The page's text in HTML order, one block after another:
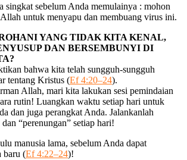
singkat sebelum Anda memulainya : mohon
untuk menyapu dan membuang virus ini.
YANG TIDAK KITA KENAL,
DAN BERSEMBUNYI DI
bahwa kita telah sungguh-sungguh
tentang Kristus (Ef 4:20–24).
Allah, mari kita lakukan sesi pemindaian
rutin! Luangkan waktu setiap hari untuk
dan juga perangkat Anda. Jalankanlah
dan “perenungan” setiap hari!
manusia lama, sebelum Anda dapat
baru (Ef 4:22–24)!